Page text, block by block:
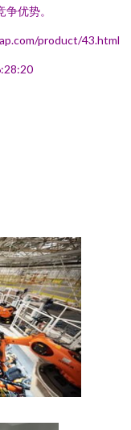
优势。
product/43.html